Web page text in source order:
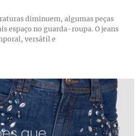
diminuem, algumas peças
espaço no guarda-roupa. O jeans
versátil e